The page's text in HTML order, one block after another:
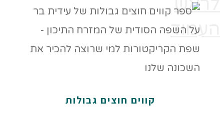
העמוד
קווים חוצים גבולות